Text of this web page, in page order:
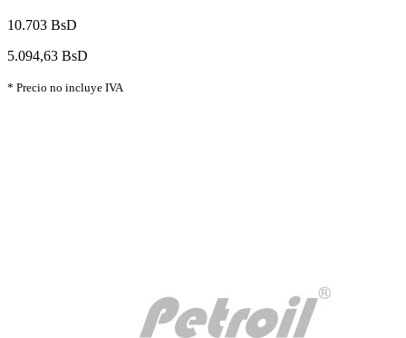
10.703 BsD
5.094,63 BsD
* Precio no incluye IVA